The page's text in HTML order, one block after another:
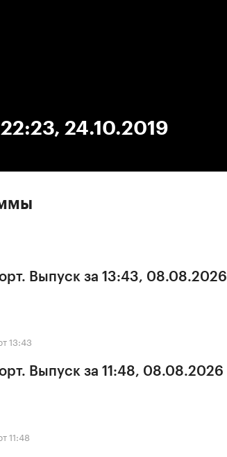
24.10.2019
Выпуск за 13:43, 08.08.2026
13:43
Выпуск за 11:48, 08.08.2026
11:48